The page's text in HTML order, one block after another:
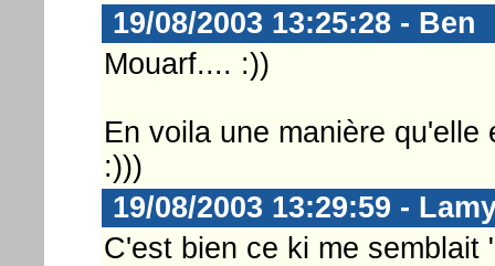
19/08/2003 13:25:28 - Ben
Mouarf.... :))
En voila une manière
:)))
19/08/2003 13:29:59 -
C'est bien ce ki me semblait